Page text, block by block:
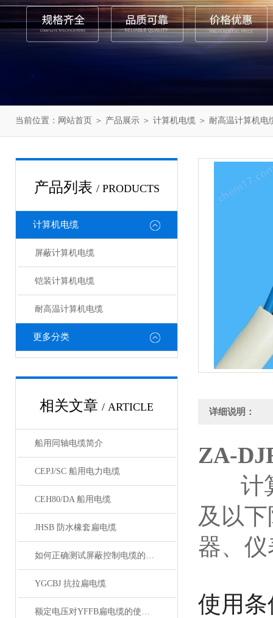
当前位置： 网站首页 ＞ 产品展示 ＞ 计算机电缆 ＞ 耐高温计算机电
产品列表 / PRODUCTS
计算机电缆
屏蔽计算机电缆
铠装计算机电缆
耐高温计算机电缆
更多分类
相关文章 / ARTICLE
船用同轴电缆简介
CEPJ/SC 船用电力电缆
CEH80/DA 船用电缆
JHSB 防水橡套扁电缆
如何正确测试屏蔽控制电缆的性能和质量？
YGCBJ 抗拉扁电缆
额定电压对YFFB扁电缆的使用有何影响？
详细说明：
ZA-
计算
及以
器、
使用